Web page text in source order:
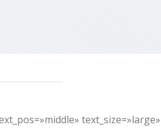
text_size=»large»